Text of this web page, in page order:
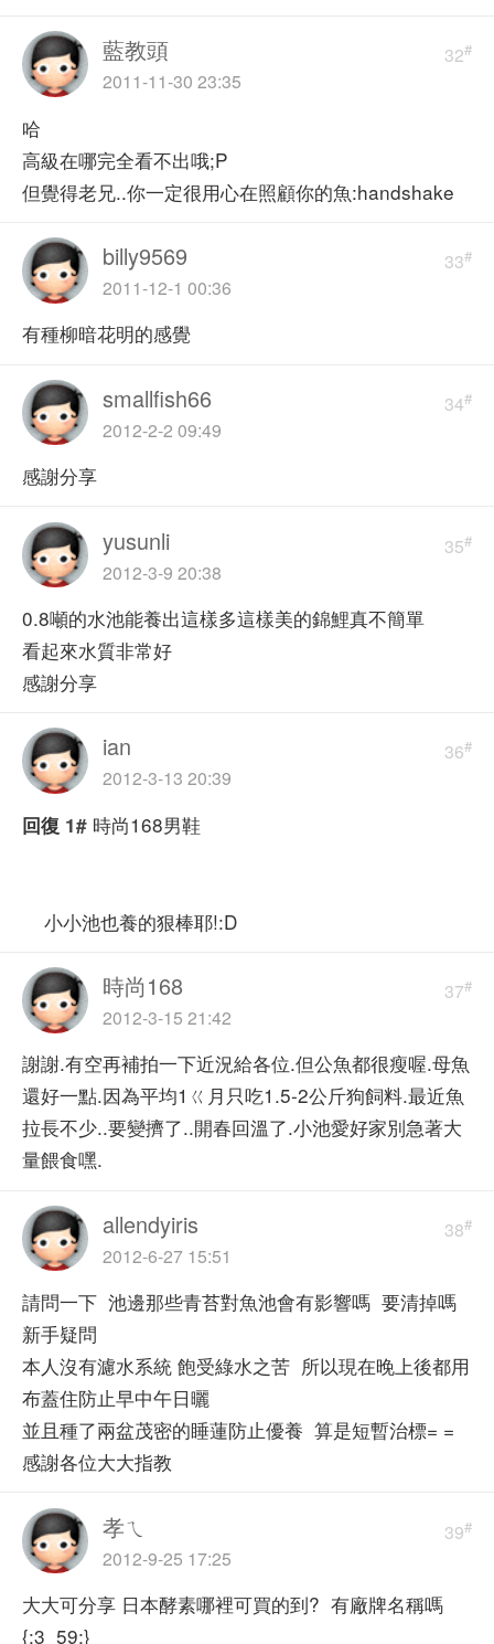
32#
藍教頭
2011-11-30 23:35
哈
高級在哪完全看不出哦;P
但覺得老兄..你一定很用心在照顧你的魚:handshake
33#
billy9569
2011-12-1 00:36
有種柳暗花明的感覺
34#
smallfish66
2012-2-2 09:49
感謝分享
35#
yusunli
2012-3-9 20:38
0.8噸的水池能養出這樣多這樣美的錦鯉真不簡單
看起來水質非常好
感謝分享
36#
ian
2012-3-13 20:39
回復 1# 時尚168男鞋
小小池也養的狠棒耶!:D
37#
時尚168
2012-3-15 21:42
謝謝.有空再補拍一下近況給各位.但公魚都很瘦喔.母魚
還好一點.因為平均1ㄍ月只吃1.5-2公斤狗飼料.最近魚
拉長不少..要變擠了..開春回溫了.小池愛好家別急著大
量餵食嘿.
38#
allendyiris
2012-6-27 15:51
請問一下 池邊那些青苔對魚池會有影響嗎 要清掉嗎
新手疑問
本人沒有濾水系統 飽受綠水之苦 所以現在晚上後都用
布蓋住防止早中午日曬
並且種了兩盆茂密的睡蓮防止優養 算是短暫治標= =
感謝各位大大指教
39#
孝ㄟ
2012-9-25 17:25
大大可分享 日本酵素哪裡可買的到? 有廠牌名稱嗎
{:3_59:}